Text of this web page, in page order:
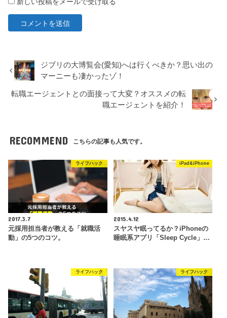
ジブリの大博覧会(愛知)へは行くべきか？思い出の
マーニーも凄かったゾ！
転職エージェントとの面接って大変？オススメの転
職エージェントを紹介！
RECOMMEND こちらの記事も人気です。
ライフハック
2017.3.7
元採用担当者が教える「就職活
動」の5つのコツ。
iPad&iPhone
2015.4.12
スヤスヤ眠ってるか？iPhoneの
睡眠系アプリ「Sleep Cycle」…
ライフハック ライフハック